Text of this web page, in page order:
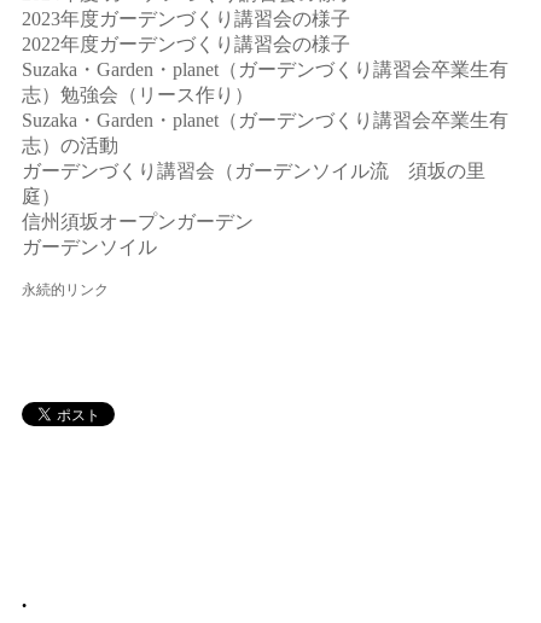
2023年度ガーデンづくり講習会の様子
2022年度ガーデンづくり講習会の様子
Suzaka・Garden・planet（ガーデンづくり講習会卒業生有
志）勉強会（リース作り）
Suzaka・Garden・planet（ガーデンづくり講習会卒業生有
志）の活動
ガーデンづくり講習会（ガーデンソイル流 須坂の里
庭）
信州須坂オープンガーデン
ガーデンソイル
永続的リンク
•